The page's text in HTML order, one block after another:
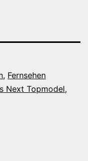
, Fernsehen
Next Topmodel,